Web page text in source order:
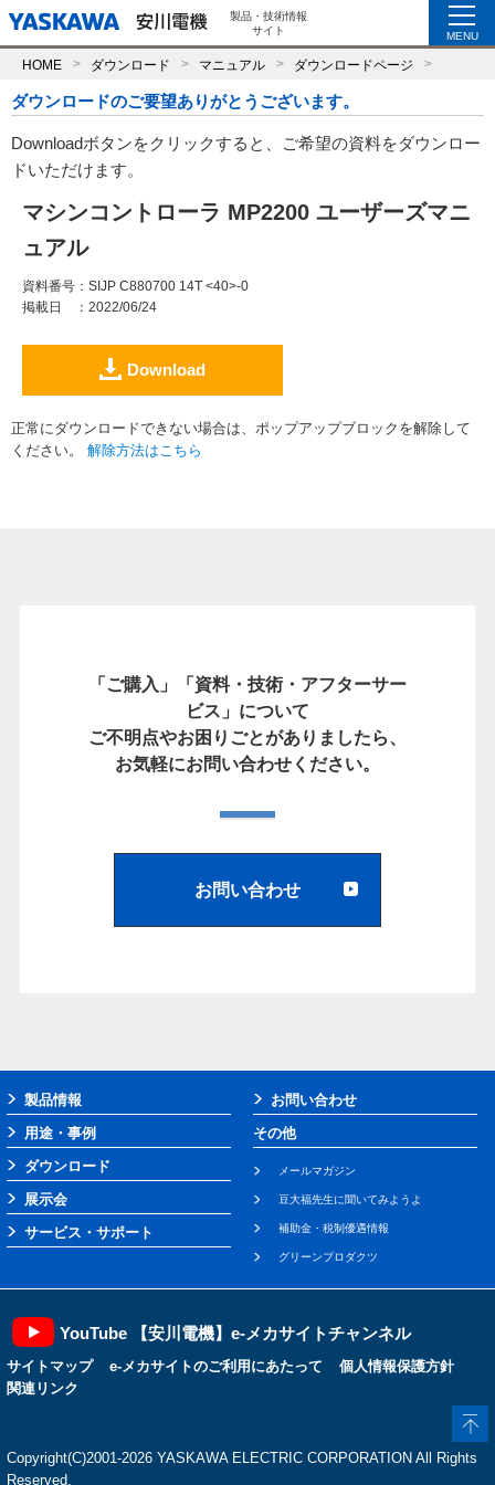
製品・技術情報
サイト
MENU
HOME ダウンロード マニュアル ダウンロードページ
ダウンロードのご要望ありがとうございます。
Downloadボタンをクリックすると、ご希望の資料をダウンロー
ドいただけます。
マシンコントローラ MP2200 ユーザーズマニ
ュアル
資料番号 ：SIJP C880700 14T <40>-0
掲載日
：2022/06/24
Download
正常にダウンロードできない場合は、ポップアップブロックを解除して
ください。 解除方法はこちら
「ご購入」「資料・技術・アフターサー
ビス」について
ご不明点やお困りごとがありましたら、
お気軽にお問い合わせください。
お問い合わせ
製品情報
用途・事例
ダウンロード
展示会
サービス・サポート
お問い合わせ
その他
メールマガジン
豆大福先生に聞いてみようよ
補助金・税制優遇情報
グリーンプロダクツ
YouTube 【安川電機】e-メカサイトチャンネル
サイトマップ e-メカサイトのご利用にあたって
個人情報保護方針
関連リンク
Copyright(C)2001‐2026 YASKAWA ELECTRIC CORPORATION All Rights
Reserved.